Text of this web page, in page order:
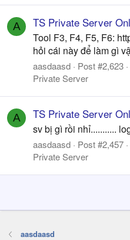
A TS Private Server
Tool F3, F4, F5, F6:
hỏi cái này để làm gì
aasdaasd Post #2,623
Private Server
A TS Private Server
sv bị gì rồi nhỉ...........
aasdaasd Post #2,457
Private Server
aasdaasd